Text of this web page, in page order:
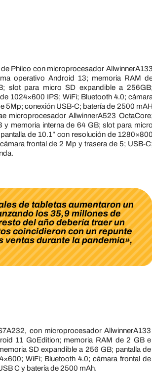
de Philco con microprocesador AllwinnerA133
operativo Android 13; memoria RAM
slot para micro SD expandible a 256GB;
1024×600 IPS; WiFi; Bluetooth 4.0; cámara
5Mp; conexión USB-C; batería de 2500 mAH
microprocesador AllwinnerA523 OctaCore;
y memoria interna de 64 GB; slot para micro
de 10.1” con resolución de 1280×800
frontal de 2 Mp y trasera de 5; USB-C;
de tabletas aumentaron un
los 35,9 millones de
del año debería traer un
coincidieron con un repunte
ventas durante la pandemia»,
con microprocesador AllwinnerA133
11 GoEdition; memoria RAM de 2 GB e
SD expandible a 256 GB; pantalla de
WiFi; Bluetooth 4.0; cámara frontal de
C y batería de 2500 mAh.